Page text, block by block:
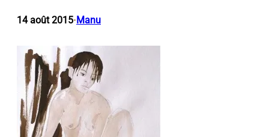
14 août 2015• Manu